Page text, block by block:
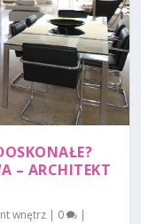
– ARCHITEKT
wnętrz 0